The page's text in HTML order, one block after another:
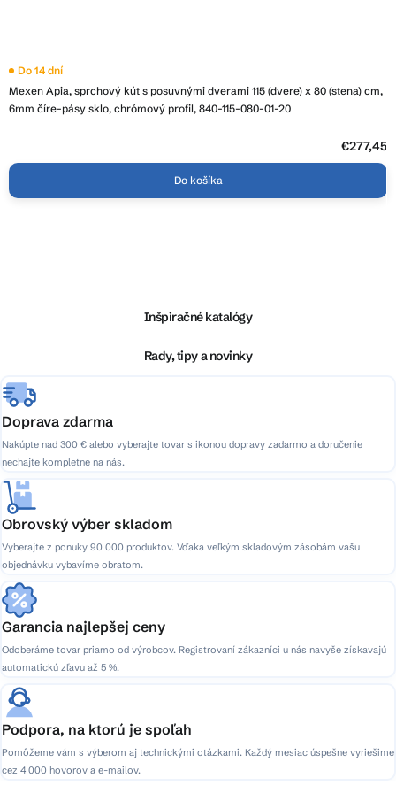
Mexen Apia, sprchový kút s posuvnými dverami 115 (dvere) x 80 (stena) cm,
6mm číre-pásy sklo, chrómový profil, 840-115-080-01-20
Do 14 dní
€277,45
Do košíka
e
Inšpiračné katalógy
Rady, tipy a novinky
Doprava zdarma
Nakúpte nad 300 € alebo vyberajte tovar s ikonou dopravy zadarmo a doručenie
nechajte kompletne na nás.
Obrovský výber skladom
Vyberajte z ponuky 90 000 produktov. Vďaka veľkým skladovým zásobám vašu
objednávku vybavíme obratom.
Garancia najlepšej ceny
Odoberáme tovar priamo od výrobcov. Registrovaní zákazníci u nás navyše získavajú
automatickú zľavu až 5 %.
Podpora, na ktorú je spoľah
Pomôžeme vám s výberom aj technickými otázkami. Každý mesiac úspešne vyriešime
cez 4 000 hovorov a e-mailov.